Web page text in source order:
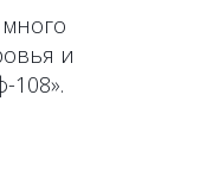
и
108».